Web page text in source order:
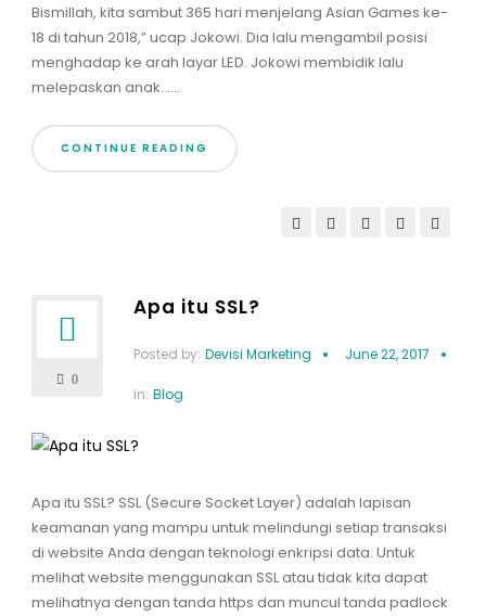
Bismillah, kita sambut 365 hari menjelang Asian Games ke-
18 di tahun 2018,” ucap Jokowi. Dia lalu mengambil posisi
menghadap ke arah layar LED. Jokowi membidik lalu
melepaskan anak......
CONTINUE READING
0
Apa itu SSL?
Posted by: Devisi Marketing June 22, 2017
in: Blog
Apa itu SSL? SSL (Secure Socket Layer) adalah lapisan
keamanan yang mampu untuk melindungi setiap transaksi
di website Anda dengan teknologi enkripsi data. Untuk
melihat website menggunakan SSL atau tidak kita dapat
melihatnya dengan tanda https dan muncul tanda padlock